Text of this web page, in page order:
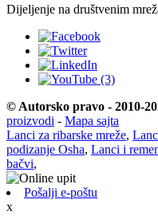
Dijeljenje na društvenim
© Autorsko pravo - 2010-
proizvodi - Mapa sajta
Lanci za ribarske mreže,
podizanje Osha, Lanci i
bačvi,
Pošalji e-poštu
x